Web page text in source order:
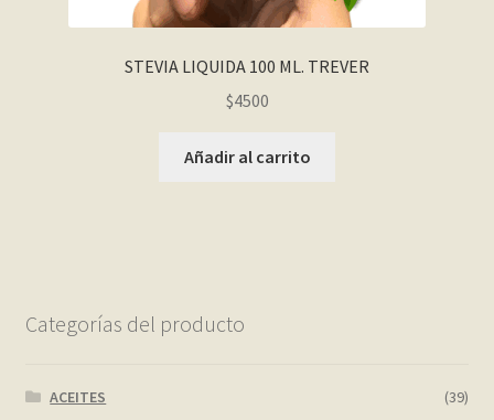
STEVIA LIQUIDA 100 ML. TREVER
$4500
Añadir al carrito
Categorías del producto
ACEITES
(39)